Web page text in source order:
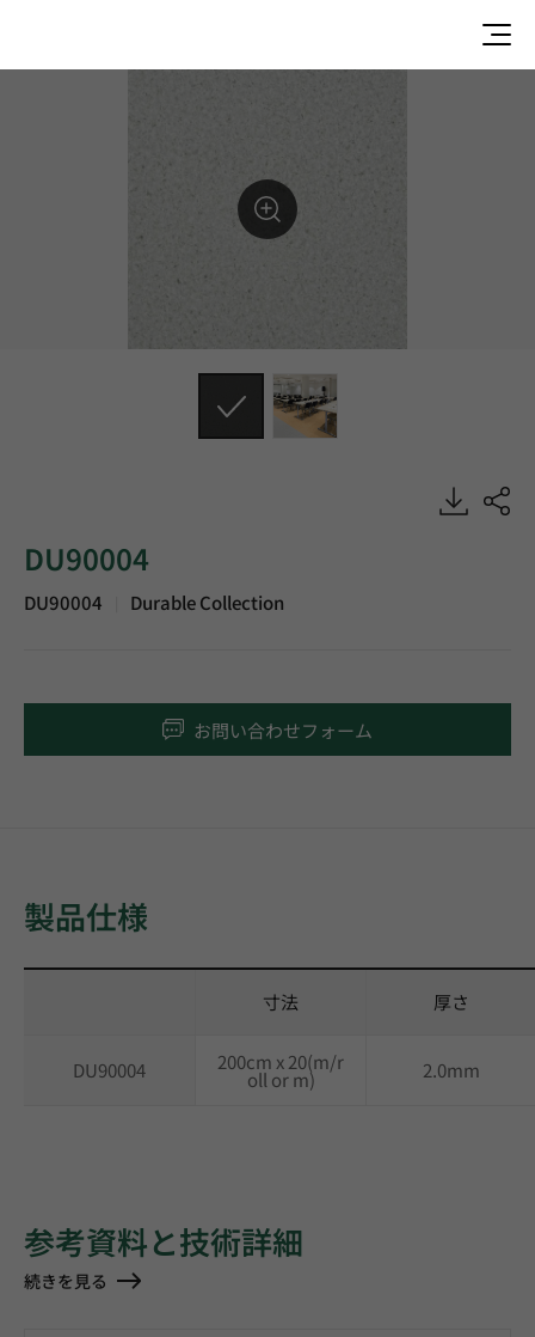
DU90004, Durable, Heterogeneous Sheet, HFLOR
DU90004
DU90004 Durable Collection
お問い合わせフォーム
製品仕様
寸法 厚さ
DU90004 200cm x 20(m/r
oll or m) 2.0mm
参考資料と技術詳細
続きを見る